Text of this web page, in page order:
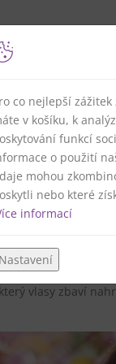
3 tipy,
ale takétouha po
vlivu stylingových
o estetickém
Čepice, mráz,
vlasy zbaví
co nejlepší
v košíku, k
funkcí
o použití
mohou
nebo které
informací
Nastavení